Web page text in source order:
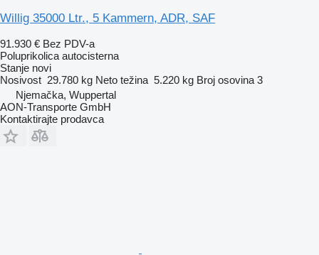
Willig 35000 Ltr., 5 Kammern, ADR, SAF
91.930 € Bez PDV-a
Poluprikolica autocisterna
Stanje novi
Nosivost 29.780 kg Neto težina 5.220 kg Broj osovina 3
Njemačka, Wuppertal
AON-Transporte GmbH
Kontaktirajte prodavca